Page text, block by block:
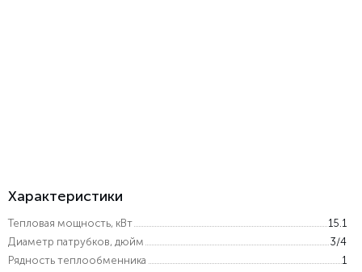
Характеристики
Тепловая мощность, кВт
15.1
Диаметр патрубков, дюйм
3/4
Рядность теплообменника
1